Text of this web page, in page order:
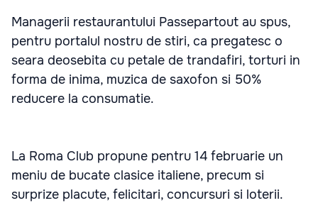
Managerii restaurantului Passepartout au spus,
pentru portalul nostru de stiri, ca pregatesc o
seara deosebita cu petale de trandafiri, torturi in
forma de inima, muzica de saxofon si 50%
reducere la consumatie.
La Roma Club propune pentru 14 februarie un
meniu de bucate clasice italiene, precum si
surprize placute, felicitari, concursuri si loterii.